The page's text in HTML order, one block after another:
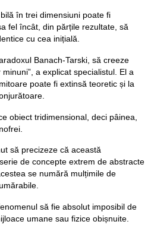
în trei dimensiuni poate fi
fel încât, din părțile rezultate, să
cu cea inițială.
Banach-Tarski, să creeze
a explicat specialistul. El a
poate fi extinsă teoretic și la
obiect tridimensional, deci pâinea,
să precizeze că această
de concepte extrem de abstracte
se numără mulțimile de
să fie absolut imposibil de
umane sau fizice obișnuite.